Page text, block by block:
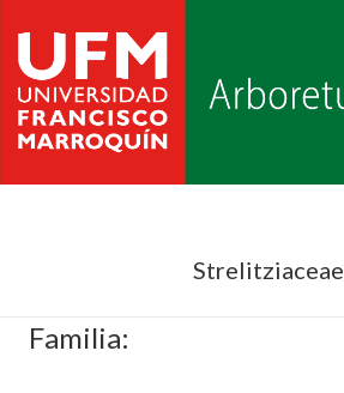
Strelitziaceae
Familia: